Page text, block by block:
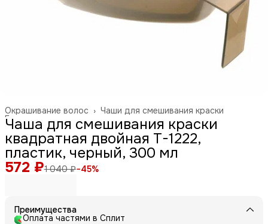
Чаши для смешивания краски
Окрашивание волос ›
Главная
Чаша для смешивания краски
квадратная двойная T-1222,
пластик, черный, 300 мл
572 ₽1 040 ₽−45%
Преимущества
Оплата частями в Сплит